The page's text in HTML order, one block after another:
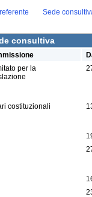
Sede
consultiva
per la
costituzionali